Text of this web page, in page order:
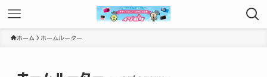
ホーム ホームルーター